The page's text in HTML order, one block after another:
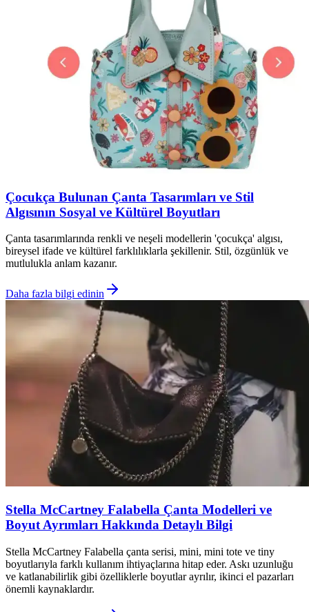
Çocukça Bulunan Çanta Tasarımları ve Stil
Algısının Sosyal ve Kültürel Boyutları
Çanta tasarımlarında renkli ve neşeli modellerin 'çocukça' algısı,
bireysel ifade ve kültürel farklılıklarla şekillenir. Stil, özgünlük ve
mutlulukla anlam kazanır.
Daha fazla bilgi edinin
Stella McCartney Falabella Çanta Modelleri ve
Boyut Ayrımları Hakkında Detaylı Bilgi
Stella McCartney Falabella çanta serisi, mini, mini tote ve tiny
boyutlarıyla farklı kullanım ihtiyaçlarına hitap eder. Askı uzunluğu
ve katlanabilirlik gibi özelliklerle boyutlar ayrılır, ikinci el pazarları
önemli kaynaklardır.